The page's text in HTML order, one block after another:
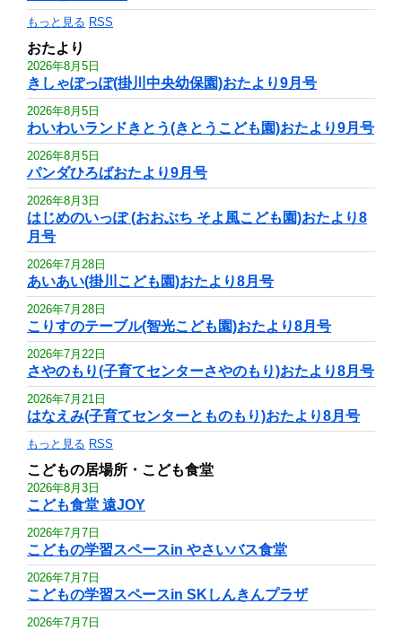
もっと見る RSS
おたより
2026年8月5日
きしゃぽっぽ(掛川中央幼保園)おたより9月号
2026年8月5日
わいわいランドきとう(きとうこども園)おたより9月号
2026年8月5日
パンダひろばおたより9月号
2026年8月3日
はじめのいっぽ (おおぶち そよ風こども園)おたより8
月号
2026年7月28日
あいあい(掛川こども園)おたより8月号
2026年7月28日
こりすのテーブル(智光こども園)おたより8月号
2026年7月22日
さやのもり(子育てセンターさやのもり)おたより8月号
2026年7月21日
はなえみ(子育てセンターとものもり)おたより8月号
もっと見る RSS
こどもの居場所・こども食堂
2026年8月3日
こども食堂 遠JOY
2026年7月7日
こどもの学習スペースin やさいバス食堂
2026年7月7日
こどもの学習スペースin SKしんきんプラザ
2026年7月7日